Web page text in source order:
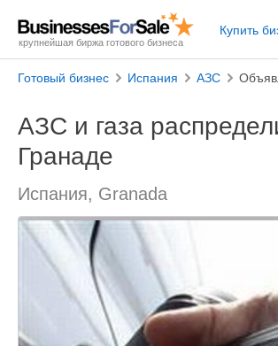
крупнейшая биржа готового бизнеса
Купить
Готовый бизнес Испания АЗС
АЗС и газа
Гранаде
Испания, Granada